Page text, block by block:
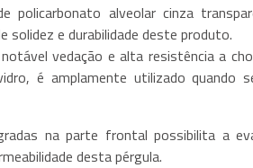
alveolar cinza
solidez e durabilidade deste produto.
vedação e alta resistência a
é amplamente utilizado quando
na parte frontal possibilita a
desta pérgula.